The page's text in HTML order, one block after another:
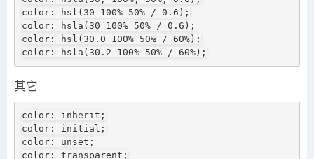
color: hsl(30 100% 50% / 0.6);
color: hsla(30 100% 50% / 0.6);
color: hsl(30.0 100% 50% / 60%);
color: hsla(30.2 100% 50% / 60%);
其它
color: inherit;
color: initial;
color: unset;
color: transparent;